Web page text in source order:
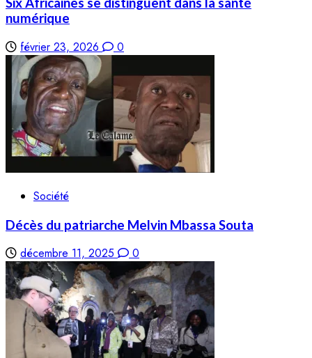
numérique
février 23, 2026 0
Société
Décès du patriarche Melvin Mbassa Souta
décembre 11, 2025 0